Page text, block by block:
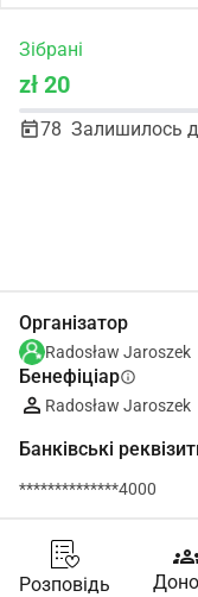
Зібрані
zł 20
78 Залишилось
Організатор
Radosław Jaroszek
Бенефіціарinfo
Radosław Jaroszek
Банківські
**************4000
Розповідь